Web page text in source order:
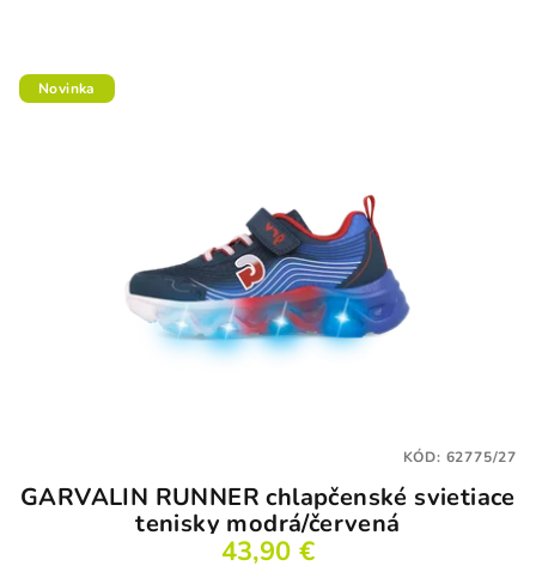
Novinka
GARVALIN RUNNER chlapčenské svietiace
tenisky modrá/červená
43,90 €
KÓD: 62775/27